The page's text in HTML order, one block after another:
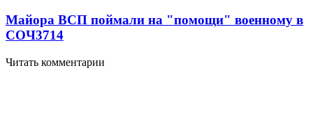
Майора ВСП поймали на "помощи" военному в
СОЧ3714
Читать комментарии